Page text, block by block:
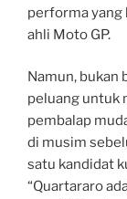
performa yang
ahli Moto GP.
Namun, bukan
peluang untuk
pembalap
di musim
satu kandidat
“Quartararo